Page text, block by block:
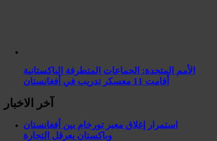
الأمم المتحدة: الجماعات المتطرفة الباكستانية
أقامت 11 معسكر تدريب في أفغانستان
آخر الاخبار
استمرار إغلاق معبر تورخام بين أفغانستان
وباكستان يعرقل التجارة